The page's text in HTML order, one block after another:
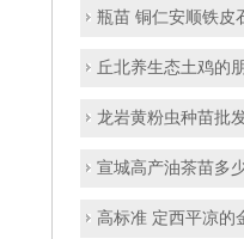
瓶苗 铜仁安顺铁皮
丘北养生态土鸡的
龙岩黄粉虫种苗批
宣城高产油茶苗多
高标准 定西平凉的